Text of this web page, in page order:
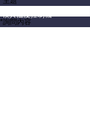
模具溫度控制機
*詢問內容